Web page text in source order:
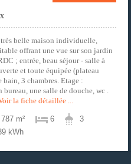
belle maison individuelle,
offrant une vue sur son jardin
; entrée, beau séjour - salle à
et toute équipée (plateau
3 chambres. Etage :
une salle de douche, wc .
la fiche détaillée ...
787 m² 6
3
kWh